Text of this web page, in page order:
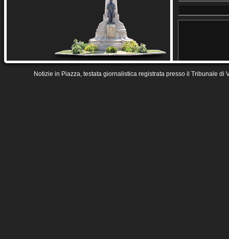
Notizie in Piazza, testata giornalistica registrata presso il Tribunale